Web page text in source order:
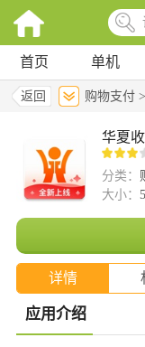
首页 单机
返回 购物支付 >
华夏
分类：
大小：
详情
应用介绍